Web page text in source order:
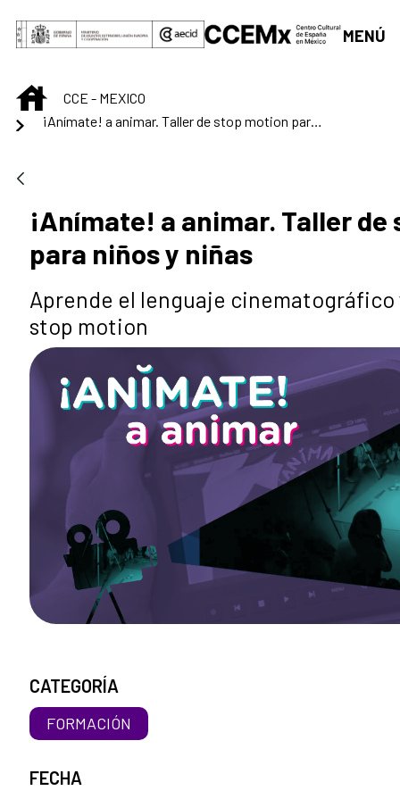
Saltar al contenido principal
MENÚ
INICIOCCE - MEXICO
¡Anímate! a animar. Taller de stop motion para niños y niñas
¡Anímate! a animar. Taller
para niños y niñas
Aprende el lenguaje cinematográfico
stop motion
CATEGORÍA
FORMACIÓN
FECHA